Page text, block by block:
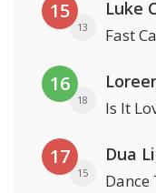
15
13
Luke
Fast
16
18 Is It
17
15
Dua
Dance